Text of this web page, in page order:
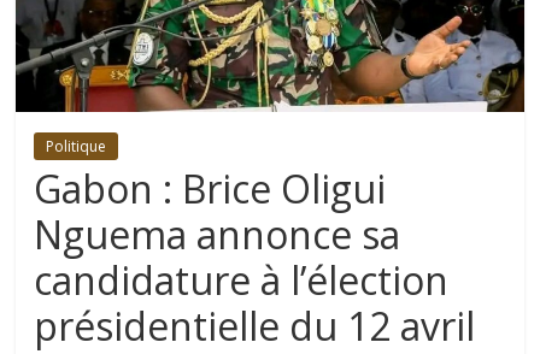
Politique
Gabon : Brice Oligui
Nguema annonce sa
candidature à l’élection
présidentielle du 12 avril